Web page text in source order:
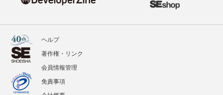
ヘルプ
著作権・リンク
会員情報管理
免責事項